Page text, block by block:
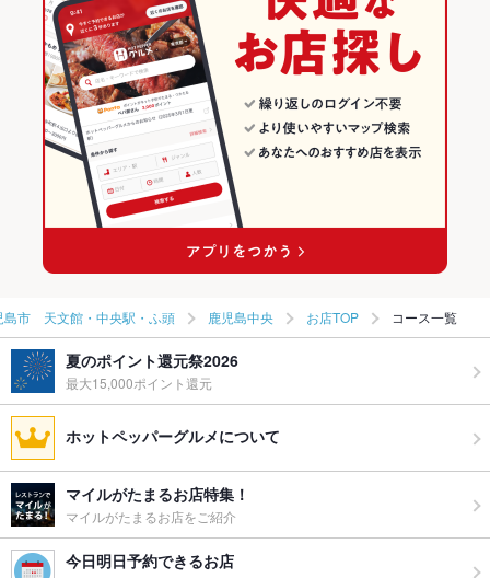
日本料理・懐石・割烹
鹿児島市 天文館・中央駅・ふ頭 × 和食
鹿児島市 天文館・中央駅・ふ頭 × 日本料理・懐石・割烹
高見橋駅 × 和食
高見橋駅 × 日本料理・懐石・割烹
鹿児島 × 居酒屋
鹿児島 × 和風
鹿児島 × 和食
鹿児島 × 日本料理・懐石・割烹
鹿児島市 天文館・中央駅・ふ頭の居酒屋ランキング
鹿児島中央のグルメランキング
鹿児島中央の居酒屋ランキング
島市 天文館・中央駅・ふ頭 鹿児島中央 お店TOP コース一覧
夏のポイント還元祭2026
最大15,000ポイント還元
ホットペッパーグルメについて
マイルがたまるお店特集！
マイルがたまるお店をご紹介
今日明日予約できるお店